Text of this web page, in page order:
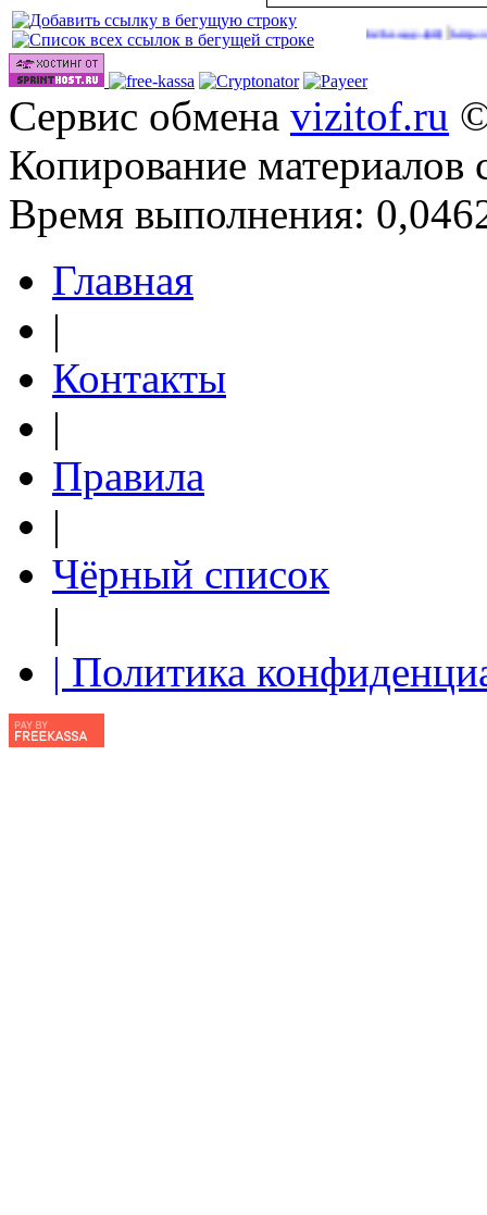
Сайты для заработка в 2026 году (40)|http://
Сервис обмена vizitof.ru
Копирование материалов
Время выполнения:
Главная
|
Контакты
|
Правила
|
Чёрный список
|
| Политика